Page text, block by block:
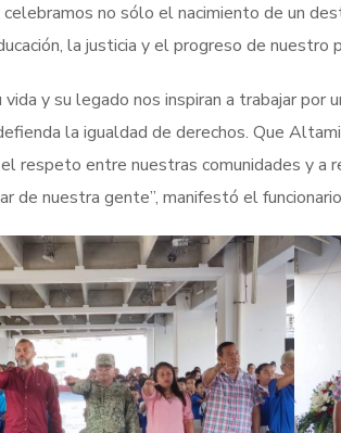
celebramos no sólo el nacimiento de un
la justicia y el progreso de nuestro
vida y su legado nos inspiran a trabajar
la igualdad de derechos. Que
respeto entre nuestras comunidades y a
de nuestra gente”, manifestó el